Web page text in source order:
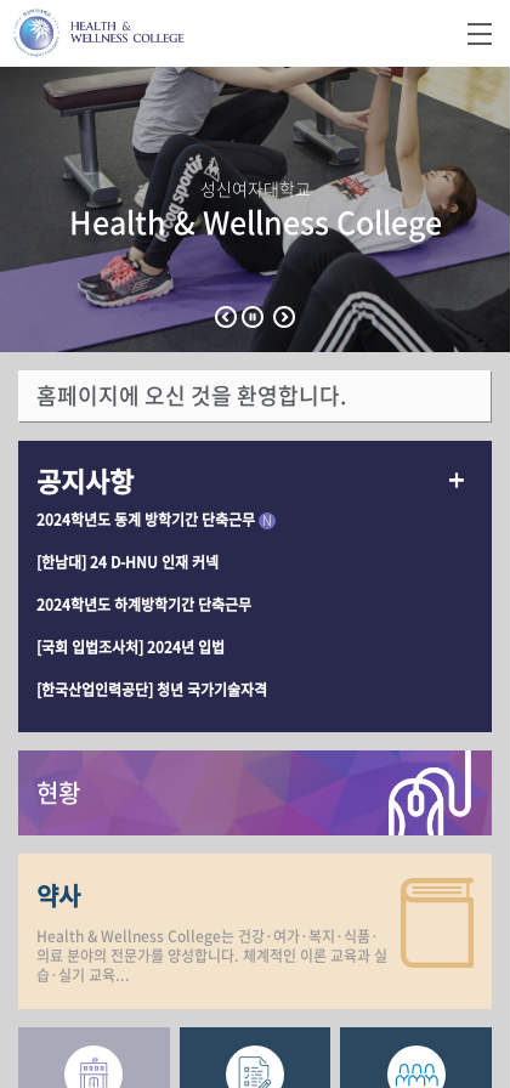
성신여자대학교
Health & Wellness College
홈페이지에 오신 것을 환영합니다.
공지사항
2024학년도 동계 방학기간 단축근무 N
[한남대] 24 D-HNU 인재 커넥
2024학년도 하계방학기간 단축근무
[국회 입법조사처] 2024년 입법
[한국산업인력공단] 청년 국가기술자격
현황
약사
Health & Wellness College는 건강·여가·복지·식품·
의료 분야의 전문가를 양성합니다. 체계적인 이론 교육과 실
습·실기 교육...